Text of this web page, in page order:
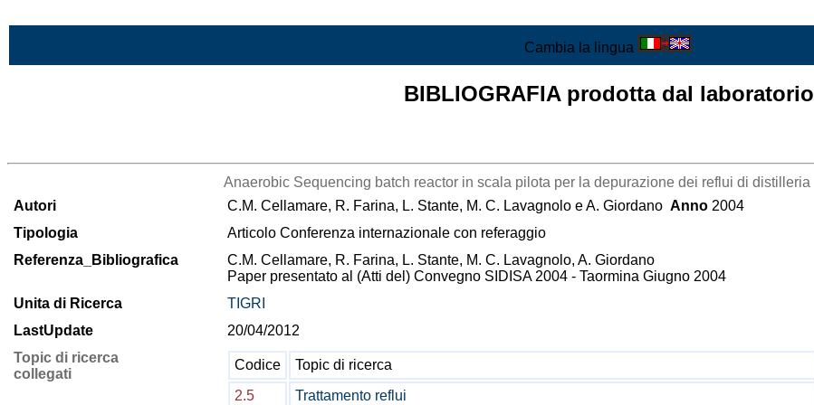
Cambia la lingua
BIBLIOGRAFIA prodotta dal laboratorio
Anaerobic Sequencing batch reactor in scala pilota per la depurazione dei reflui di distilleria
Autori
C.M. Cellamare, R. Farina, L. Stante, M. C. Lavagnolo e A. Giordano Anno 2004
Tipologia
Articolo Conferenza internazionale con referaggio
Referenza_Bibliografica
C.M. Cellamare, R. Farina, L. Stante, M. C. Lavagnolo, A. Giordano
Paper presentato al (Atti del) Convegno SIDISA 2004 - Taormina Giugno 2004
Unita di Ricerca
TIGRI
LastUpdate
20/04/2012
Topic di ricerca
collegati
Codice Topic di ricerca
2.5
Trattamento reflui